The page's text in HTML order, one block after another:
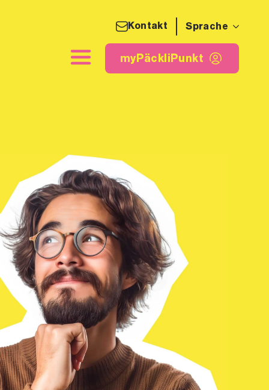
Kontakt Sprache
myPäckliPunkt
myPäckliPunkt